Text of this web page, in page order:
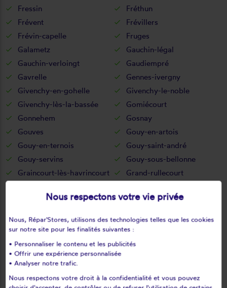
Fressin
Fréthun
Frévent
Frévillers
Frévin-capelle
Fruges
Galametz
Gauchin-légal
Gauchin-verloingt
Gaudiempré
Gavrelle
Gennes-ivergny
Givenchy-en-gohelle
Givenchy-le-noble
Givenchy-lès-la-bassée
Gomiécourt
Gonnehem
Gosnay
Gouves
Gouy-en-artois
Gouy-en-ternois
Gouy-saint-andré
Gouy-servins
Gouy-sous-bellonne
Graincourt-lès-havrincourt
Grand-rullecourt
Grincourt-lès-pas
Guémappe
Guemps
Guigny
Guinecourt
Guînes
Habarcq
Haisnes
Halinghen
Nous respectons votre vie privée
Nous, Répar'Stores, utilisons des technologies telles que les cookies
sur notre site pour les finalités suivantes :
• Personnaliser le contenu et les publicités
• Offrir une expérience personnalisée
• Analyser notre trafic.
Nous respectons votre droit à la confidentialité et vous pouvez